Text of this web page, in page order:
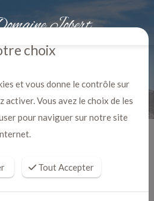
choix
et vous donne le contrôle sur
activer. Vous avez le choix de les
pour naviguer sur notre site
Tout Accepter